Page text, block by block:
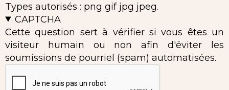
Types autorisés : png gif jpg jpeg.
CAPTCHA
Cette question sert à vérifier si vous êtes un
visiteur humain ou non afin d'éviter les
soumissions de pourriel (spam) automatisées.